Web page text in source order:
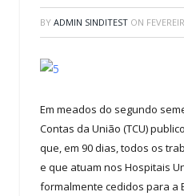
BY ADMIN SINDITEST ON
Em meados do segundo
Contas da União (TCU)
que, em 90 dias, todos os
e que atuam nos Hospitais
formalmente cedidos para a